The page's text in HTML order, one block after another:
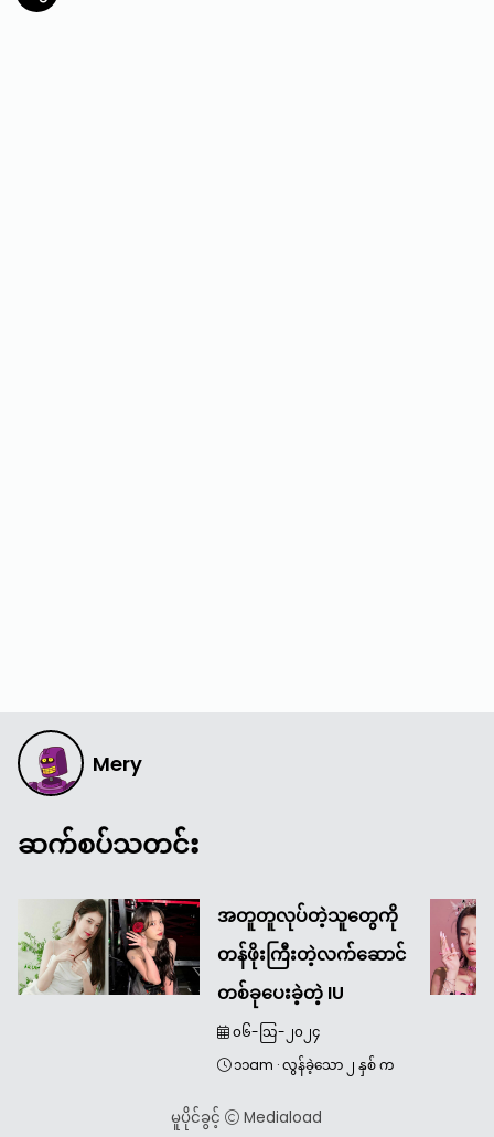
Mery
ဆက်စပ်သတင်း
အတူတူလုပ်တဲ့သူတွေကို
တန်ဖိုးကြီးတဲ့လက်ဆောင်
တစ်ခုပေးခဲ့တဲ့ IU
၀၆-သြ-၂၀၂၄
၁၁am ·လွန်ခဲ့သော ၂ နှစ် က
မူပိုင်ခွင့် Mediaload